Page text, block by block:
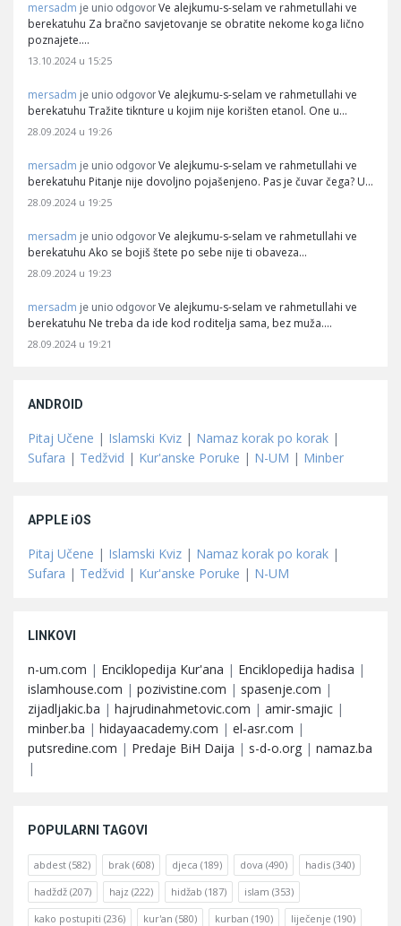
mersadm je unio odgovor Ve alejkumu-s-selam ve rahmetullahi ve
berekatuhu Za bračno savjetovanje se obratite nekome koga lično
poznajete.…
13.10.2024 u 15:25
mersadm je unio odgovor Ve alejkumu-s-selam ve rahmetullahi ve
berekatuhu Tražite tiknture u kojim nije korišten etanol. One u…
28.09.2024 u 19:26
mersadm je unio odgovor Ve alejkumu-s-selam ve rahmetullahi ve
berekatuhu Pitanje nije dovoljno pojašenjeno. Pas je čuvar čega? U…
28.09.2024 u 19:25
mersadm je unio odgovor Ve alejkumu-s-selam ve rahmetullahi ve
berekatuhu Ako se bojiš štete po sebe nije ti obaveza…
28.09.2024 u 19:23
mersadm je unio odgovor Ve alejkumu-s-selam ve rahmetullahi ve
berekatuhu Ne treba da ide kod roditelja sama, bez muža.…
28.09.2024 u 19:21
ANDROID
Pitaj Učene | Islamski Kviz | Namaz korak po korak |
Sufara | Tedžvid | Kur'anske Poruke | N-UM | Minber
APPLE iOS
Pitaj Učene | Islamski Kviz | Namaz korak po korak |
Sufara | Tedžvid | Kur'anske Poruke | N-UM
LINKOVI
n-um.com | Enciklopedija Kur'ana | Enciklopedija hadisa |
islamhouse.com | pozivistine.com | spasenje.com |
zijadljakic.ba | hajrudinahmetovic.com | amir-smajic |
minber.ba | hidayaacademy.com | el-asr.com |
putsredine.com | Predaje BiH Daija | s-d-o.org | namaz.ba
|
POPULARNI TAGOVI
abdest (582) brak (608) djeca (189) dova (490) hadis (340)
hadždž (207) hajz (222) hidžab (187) islam (353)
kako postupiti (236) kur'an (580) kurban (190) liječenje (190)